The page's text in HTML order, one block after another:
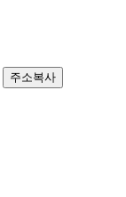
주소복사